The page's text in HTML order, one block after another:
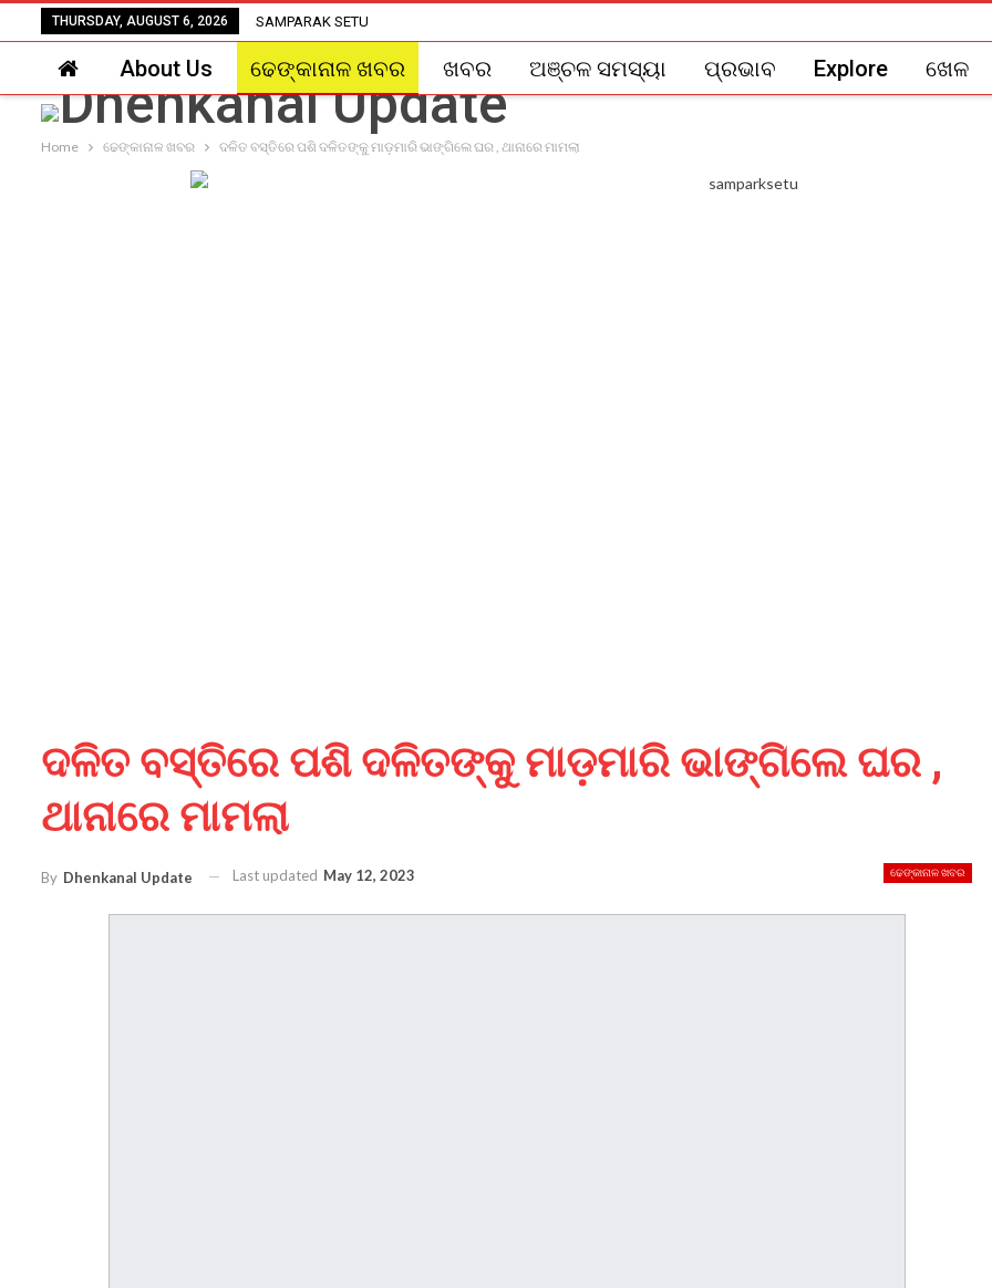
THURSDAY, AUGUST 6, 2026 SAMPARAK SETU
About Us ଢେଙ୍କାନାଳ ଖବର ଖବର ଅଞ୍ଚଳ ସମସ୍ୟା ପ୍ରଭାବ Explore ଖେଳ
Home ଢେଙ୍କାନାଳ ଖବର ଦଳିତ ବସ୍ତିରେ ପଶି ଦଳିତଙ୍କୁ ମାଡ଼ମାରି ଭାଙ୍ଗିଲେ ଘର , ଥାନାରେ ମାମଲା
ଦଳିତ ବସ୍ତିରେ ପଶି ଦଳିତଙ୍କୁ ମାଡ଼ମାରି ଭାଙ୍ଗିଲେ ଘର ,
ଥାନାରେ ମାମଲା
ଢେଙ୍କାନାଳ ଖବର
By Dhenkanal Update Last updated May 12, 2023